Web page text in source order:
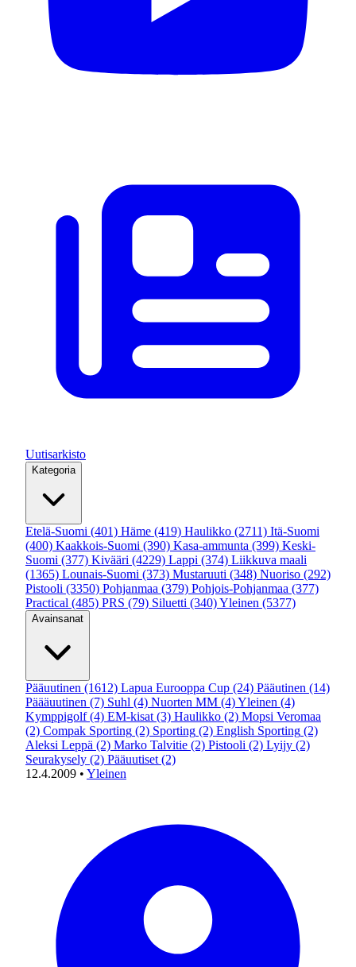
Uutisarkisto
Kategoria
Etelä-Suomi (401) Häme (419) Haulikko (2711) Itä-Suomi
(400) Kaakkois-Suomi (390) Kasa-ammunta (399) Keski-
Suomi (377) Kivääri (4229) Lappi (374) Liikkuva maali
(1365) Lounais-Suomi (373) Mustaruuti (348) Nuoriso (292)
Pistooli (3350) Pohjanmaa (379) Pohjois-Pohjanmaa (377)
Practical (485) PRS (79) Siluetti (340)Yleinen (5377)
Avainsanat
Pääuutinen (1612) Lapua Eurooppa Cup (24) Pääutinen (14)
Päääuutinen (7) Suhl (4) Nuorten MM (4)Yleinen (4)
Kymppigolf (4) EM-kisat (3) Haulikko (2) Mopsi Veromaa
(2) Compak Sporting (2) Sporting (2) English Sporting (2)
Aleksi Leppä (2) Marko Talvitie (2) Pistooli (2) Lyijy (2)
Seurakysely (2) Pääuutiset (2)
12.4.2009 • Yleinen